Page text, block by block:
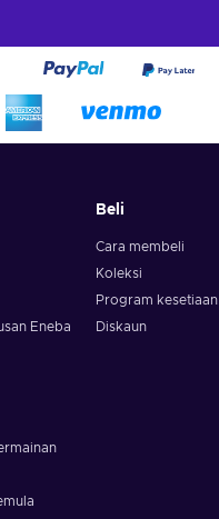
Eneba
Beli
Cara membeli
Koleksi
Program kesetiaan
Diskaun